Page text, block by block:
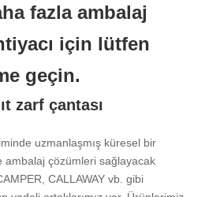
fazla ambalaj
için lütfen
geçin.
zarf çantası
uzmanlaşmış küresel bir
ambalaj çözümleri sağlayacak
CALLAWAY vb. gibi